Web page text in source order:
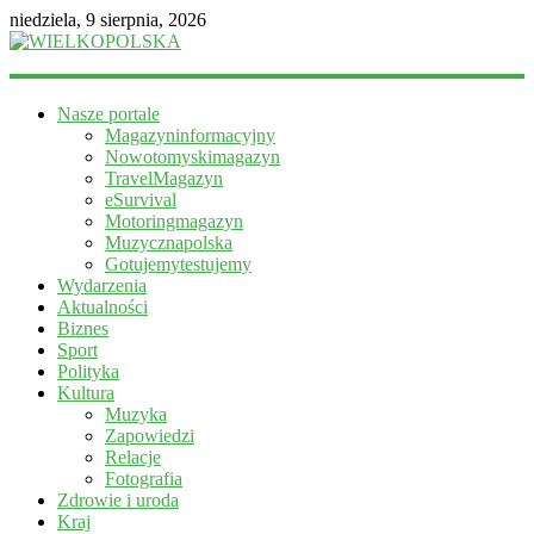
niedziela, 9 sierpnia, 2026
WIELKOPOLSKA
informacyjny
Nasze portale
Magazyninformacyjny
Nowotomyskimagazyn
TravelMagazyn
eSurvival
Motoringmagazyn
Muzycznapolska
Gotujemytestujemy
Wydarzenia
Aktualności
Biznes
Sport
Polityka
Kultura
Muzyka
Zapowiedzi
Relacje
Fotografia
Zdrowie i uroda
Kraj